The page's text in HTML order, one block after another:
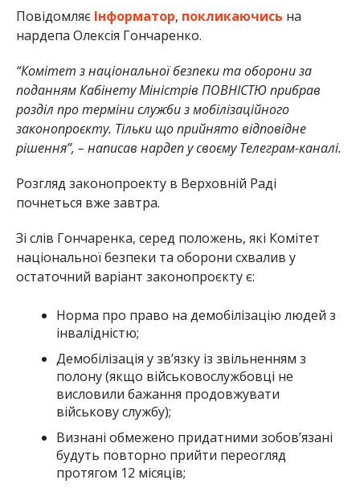
Повідомляє Інформатор, покликаючись на
нардепа Олексія Гончаренко.
“Комітет з національної безпеки та оборони за
поданням Кабінету Міністрів ПОВНІСТЮ прибрав
розділ про терміни служби з мобілізаційного
законопроєкту. Тільки що прийнято відповідне
рішення”, – написав нардеп у своєму Телеграм-каналі.
Розгляд законопроекту в Верховній Раді
почнеться вже завтра.
Зі слів Гончаренка, серед положень, які Комітет
національної безпеки та оборони схвалив у
остаточний варіант законопроєкту є:
Норма про право на демобілізацію людей з
інвалідністю;
Демобілізація у зв’язку із звільненням з
полону (якщо військовослужбовці не
висловили бажання продовжувати
військову службу);
Визнані обмежено придатними зобов’язані
будуть повторно прийти переогляд
протягом 12 місяців;